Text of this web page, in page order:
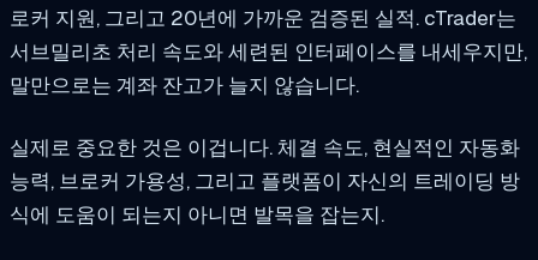
로커 지원, 그리고 20년에 가까운 검증된 실적. cTrader는
서브밀리초 처리 속도와 세련된 인터페이스를 내세우지만,
말만으로는 계좌 잔고가 늘지 않습니다.
실제로 중요한 것은 이겁니다. 체결 속도, 현실적인 자동화
능력, 브로커 가용성, 그리고 플랫폼이 자신의 트레이딩 방
식에 도움이 되는지 아니면 발목을 잡는지.